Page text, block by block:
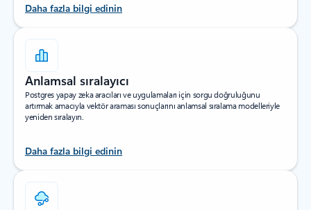
Daha fazla bilgi edinin
Anlamsal sıralayıcı
Postgres yapay zeka aracıları ve uygulamaları için sorgu doğruluğunu
artırmak amacıyla vektör araması sonuçlarını anlamsal sıralama modelleriyle
yeniden sıralayın.
Daha fazla bilgi edinin